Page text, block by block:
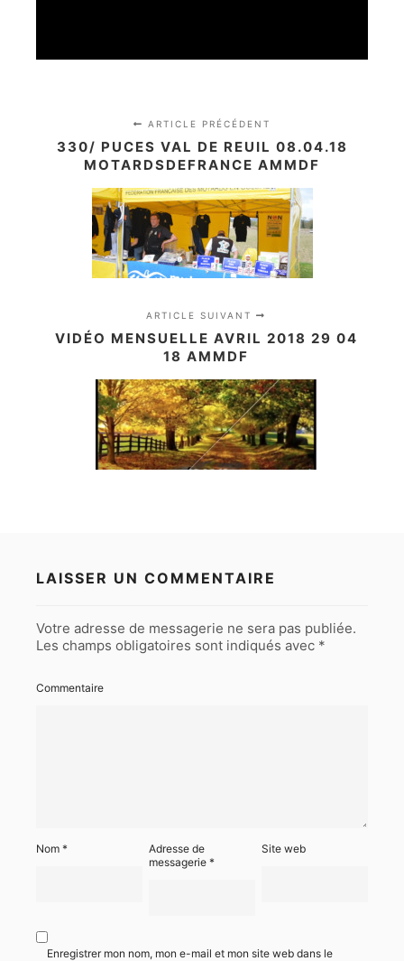
ARTICLE PRÉCÉDENT
330/ PUCES VAL DE REUIL 08.04.18
MOTARDSDEFRANCE AMMDF
ARTICLE SUIVANT
VIDÉO MENSUELLE AVRIL 2018 29 04
18 AMMDF
LAISSER UN COMMENTAIRE
Votre adresse de messagerie ne sera pas publiée.
Les champs obligatoires sont indiqués avec *
Commentaire
Nom *
Adresse de
messagerie*
Site web
Enregistrer mon nom, mon e-mail et mon site web dans le